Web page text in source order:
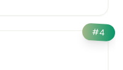
#4